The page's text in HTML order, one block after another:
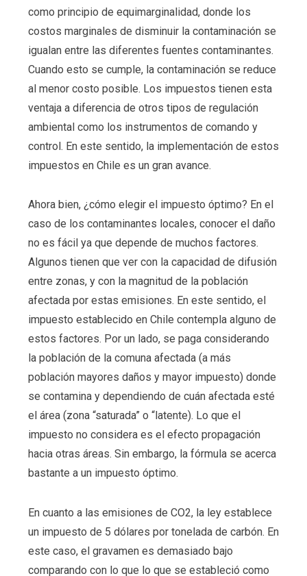
como principio de equimarginalidad, donde los
costos marginales de disminuir la contaminación se
igualan entre las diferentes fuentes contaminantes.
Cuando esto se cumple, la contaminación se reduce
al menor costo posible. Los impuestos tienen esta
ventaja a diferencia de otros tipos de regulación
ambiental como los instrumentos de comando y
control. En este sentido, la implementación de estos
impuestos en Chile es un gran avance.
Ahora bien, ¿cómo elegir el impuesto óptimo? En el
caso de los contaminantes locales, conocer el daño
no es fácil ya que depende de muchos factores.
Algunos tienen que ver con la capacidad de difusión
entre zonas, y con la magnitud de la población
afectada por estas emisiones. En este sentido, el
impuesto establecido en Chile contempla alguno de
estos factores. Por un lado, se paga considerando
la población de la comuna afectada (a más
población mayores daños y mayor impuesto) donde
se contamina y dependiendo de cuán afectada esté
el área (zona “saturada” o “latente). Lo que el
impuesto no considera es el efecto propagación
hacia otras áreas. Sin embargo, la fórmula se acerca
bastante a un impuesto óptimo.
En cuanto a las emisiones de CO2, la ley establece
un impuesto de 5 dólares por tonelada de carbón. En
este caso, el gravamen es demasiado bajo
comparando con lo que lo que se estableció como